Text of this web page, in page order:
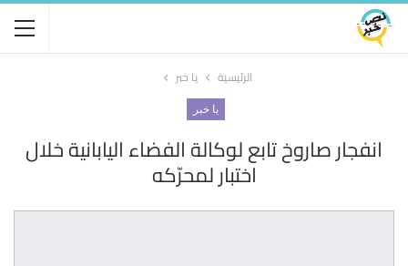
الرئيسية يا خبر
يا خبر
انفجار صاروخ تابع لوكالة الفضاء اليابانية خلال
اختبار لمحرّكه